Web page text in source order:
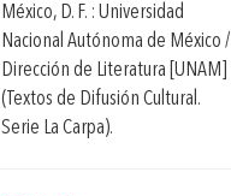
México, D. F. : Universidad
Nacional Autónoma de México /
Dirección de Literatura [UNAM]
(Textos de Difusión Cultural.
Serie La Carpa).